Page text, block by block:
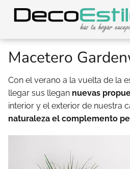
Macetero
Con el verano a la vuelta de la
llegar sus llegan nuevas
interior y el exterior de nuestra
naturaleza el complemento